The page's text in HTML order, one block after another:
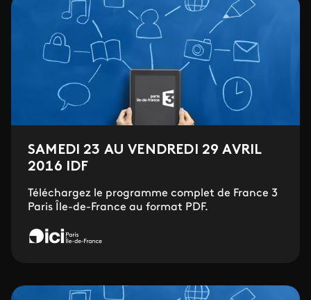
SAMEDI 23 AU VENDREDI 29 AVRIL
2016 IDF
Téléchargez le programme complet de France 3
Paris Île-de-France au format PDF.